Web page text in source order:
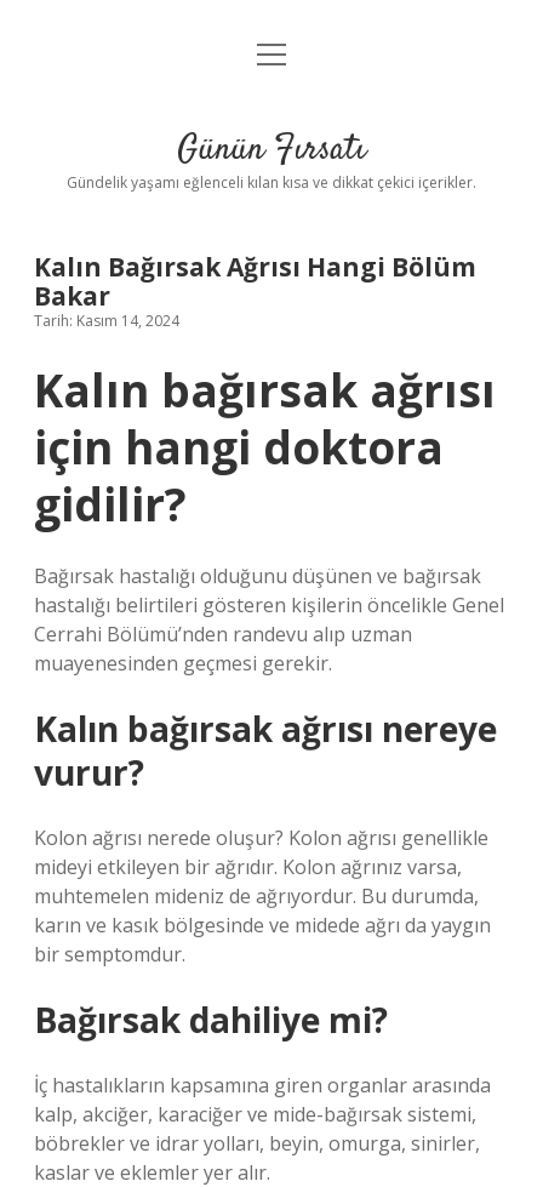
Anasayfa
Yasal Uyarı
menüyü
Günün Fırsatı
Gündelik yaşamı eğlenceli kılan kısa ve dikkat çekici içerikler.
Kalın Bağırsak Ağrısı Hangi Bölüm
Bakar
Tarih: Kasım 14, 2024
Kalın bağırsak ağrısı
için hangi doktora
gidilir?
Bağırsak hastalığı olduğunu düşünen ve bağırsak
hastalığı belirtileri gösteren kişilerin öncelikle Genel
Cerrahi Bölümü’nden randevu alıp uzman
muayenesinden geçmesi gerekir.
Kalın bağırsak ağrısı nereye
vurur?
Kolon ağrısı nerede oluşur? Kolon ağrısı genellikle
mideyi etkileyen bir ağrıdır. Kolon ağrınız varsa,
muhtemelen mideniz de ağrıyordur. Bu durumda,
karın ve kasık bölgesinde ve midede ağrı da yaygın
bir semptomdur.
Bağırsak dahiliye mi?
İç hastalıkların kapsamına giren organlar arasında
kalp, akciğer, karaciğer ve mide-bağırsak sistemi,
böbrekler ve idrar yolları, beyin, omurga, sinirler,
kaslar ve eklemler yer alır.